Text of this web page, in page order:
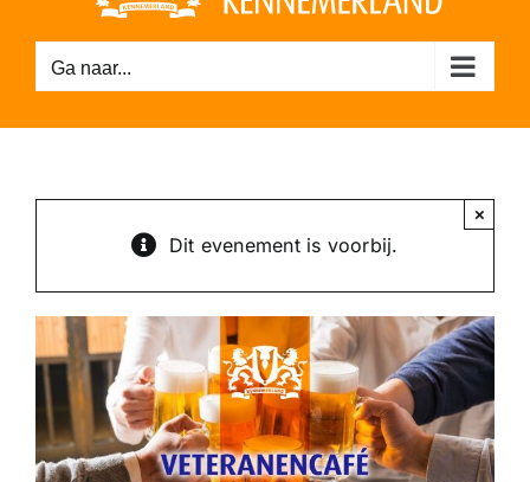
Ga naar...
Dit evenement is voorbij.
×